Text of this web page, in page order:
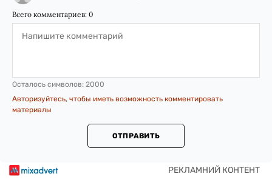
Всего комментариев: 0
Осталось символов: 2000
Авторизуйтесь, чтобы иметь возможность комментировать
материалы
ОТПРАВИТЬ